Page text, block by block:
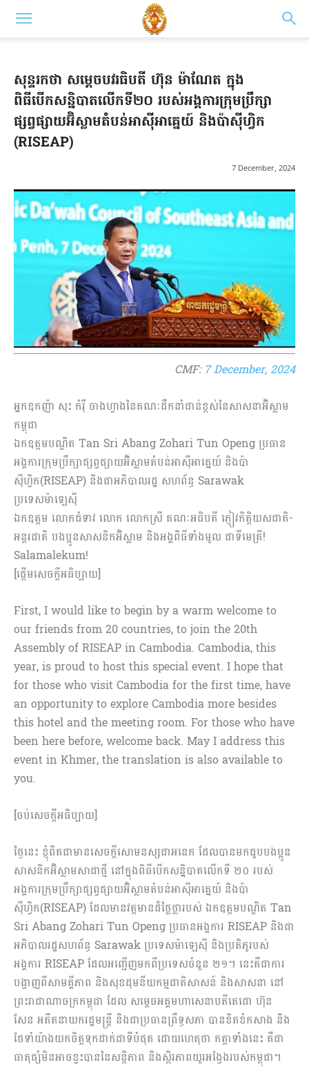
សុន្ទរកថា សម្ដេចបវរធិបតី ហ៊ុន ម៉ាណែត ក្នុង
ពិធីបើកសន្និបាតលើកទី២០ របស់អង្គការក្រុមប្រឹក្សា
ផ្សព្វផ្សាយអ៊ិស្លាមតំបន់អាស៊ីអាគ្នេយ៍ និងប៉ាស៊ីហ្វិក
(RISEAP)
7 December, 2024
CMF: 7 December, 2024
អ្នកឧកញ៉ា សុះ កំរ៉ី ចាងហ្វាងនៃគណៈដឹកនាំជាន់ខ្ពស់នៃសាសនាអ៊ិស្លាម
កម្ពុជា
ឯកឧត្តមបណ្ឌិត Tan Sri Abang Zohari Tun Openg ប្រធាន
អង្គការក្រុមប្រឹក្សាផ្សព្វផ្សាយអ៊ិស្លាមតំបន់អាស៊ីអាគ្នេយ៍ និងប៉ា
ស៊ីហ្វិក(RISEAP) និងជាអភិបាលរដ្ឋ សហព័ន្ធ Sarawak
ប្រទេសម៉ាឡេស៊ី
ឯកឧត្ដម លោកជំទាវ លោក លោកស្រី គណៈអធិបតី ភ្ញៀវកិត្តិយសជាតិ-
អន្តរជាតិ បងប្អូនសាសនិកអ៊ិស្លាម និងអង្គពិធីទាំងមូល ជាទីមេត្រី!
Salamalekum!
[ផ្ដើមសេចក្ដីអធិប្បាយ]
First, I would like to begin by a warm welcome to
our friends from 20 countries, to join the 20th
Assembly of RISEAP in Cambodia. Cambodia, this
year, is proud to host this special event. I hope that
for those who visit Cambodia for the first time, have
an opportunity to explore Cambodia more besides
this hotel and the meeting room. For those who have
been here before, welcome back. May I address this
event in Khmer, the translation is also available to
you.
[ចប់សេចក្ដីអធិប្បាយ]
ថ្ងៃនេះ ខ្ញុំពិតជាមានសេចក្តីសោមនស្សជាអនេក ដែលបានមកជួបបងប្អូន
សាសនិកអ៊ិស្លាមសាជាថ្មី នៅក្នុងពិធីបើកសន្និបាតលើកទី ២០ របស់
អង្គការក្រុម​ប្រឹក្សាផ្សព្វផ្សាយអ៊ិស្លាមតំបន់អាស៊ីអាគ្នេយ៍ និងប៉ា
ស៊ីហ្វិក(RISEAP) ដែលមានវត្តមានដ៏ថ្លៃថ្លារបស់ ឯកឧត្តមបណ្ឌិត Tan
Sri Abang Zohari Tun Openg ប្រធានអង្គការ RISEAP​ និងជា
អភិបាលរដ្ឋសហព័ន្ធ Sarawak ប្រទេសម៉ាឡេស៊ី និងប្រតិភូរបស់
អង្គការ RISEAP ដែលអញ្ជើញមកពីប្រទេសចំនួន ២១។ នេះគឺជាការ
បង្ហាញពីសាមគ្គីភាព និងសុខដុមនីយកម្មជាតិសាសន៍ និងសាសនា នៅ
ព្រះរាជាណាចក្រកម្ពុជា ដែល សម្តេចអគ្គមហាសេនាបតីតេជោ ហ៊ុន
សែន អតីតនាយករដ្ឋមន្ត្រី និងជាប្រធានព្រឹទ្ធសភា បានខិតខំកសាង និង
ថែទាំ​យ៉ាងយកចិត្តទុកដាក់ជាទីបំផុត ដោយ​ហេតុថា កត្តាទាំងនេះ គឺជា
ធាតុផ្សំ​មិនអាចខ្វះបាន​នៃ​សន្តិភាព និងស្ថិរភាព​យូរអង្វែងរបស់កម្ពុជា​។